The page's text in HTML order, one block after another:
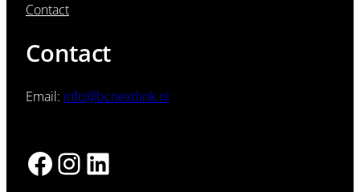
Contact
Contact
Email: info@bcnextlink.nl
Facebook InstagramLinkedIn